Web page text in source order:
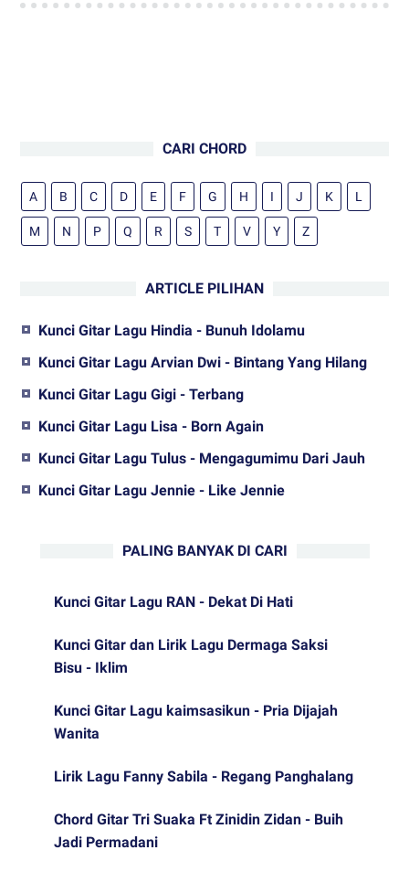
CARI CHORD
A B C D E F G H I J K L
M N P Q R S T V Y Z
ARTICLE PILIHAN
Kunci Gitar Lagu Hindia - Bunuh Idolamu
Kunci Gitar Lagu Arvian Dwi - Bintang Yang Hilang
Kunci Gitar Lagu Gigi - Terbang
Kunci Gitar Lagu Lisa - Born Again
Kunci Gitar Lagu Tulus - Mengagumimu Dari Jauh
Kunci Gitar Lagu Jennie - Like Jennie
PALING BANYAK DI CARI
Kunci Gitar Lagu RAN - Dekat Di Hati
Kunci Gitar dan Lirik Lagu Dermaga Saksi
Bisu - Iklim
Kunci Gitar Lagu kaimsasikun - Pria Dijajah
Wanita
Lirik Lagu Fanny Sabila - Regang Panghalang
Chord Gitar Tri Suaka Ft Zinidin Zidan - Buih
Jadi Permadani